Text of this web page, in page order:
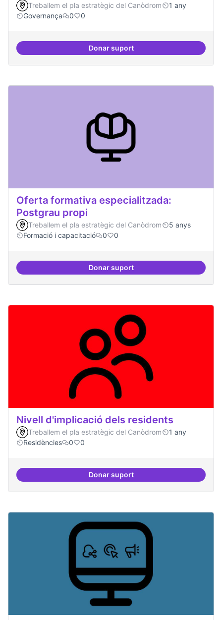
Treballem el pla estratègic del Canòdrom
1 any
Governança
0 0
Donar suportParticipació ciutadana
Oferta formativa especialitzada:
Postgrau propi
Treballem el pla estratègic del Canòdrom
5 anys
Formació i capacitació
0 0
Donar suportOferta formativa especialitzada:
Nivell d'implicació dels residents
Treballem el pla estratègic del Canòdrom
1 any
Residències
0 0
Donar suportNivell d'implicació dels residents